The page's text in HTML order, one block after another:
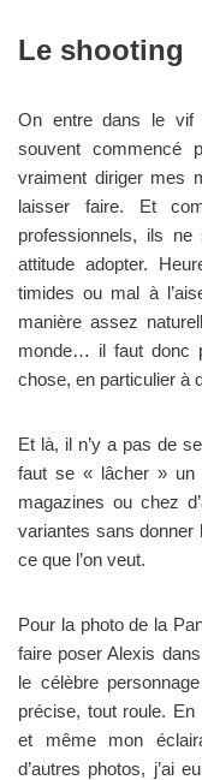
Le shooting
On entre dans le vif
souvent commencé
vraiment diriger mes
laisser faire. Et
professionnels, ils
attitude adopter.
timides ou mal à
manière assez
monde… il faut donc
chose, en particulier à
Et là, il n’y a pas de
faut se « lâcher » un
magazines ou chez
variantes sans donner
ce que l’on veut.
Pour la photo de la
faire poser Alexis
le célèbre
précise, tout roule.
et même mon
d’autres photos, j’ai